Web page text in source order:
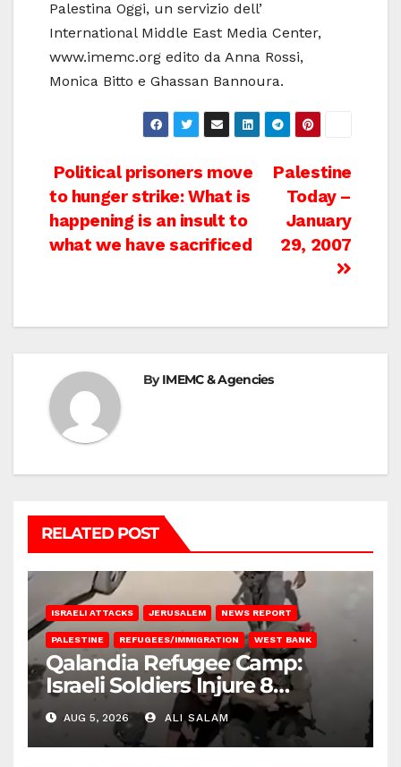
Palestina Oggi, un servizio dell’
International Middle East Media Center,
www.imemc.org edito da Anna Rossi,
Monica Bitto e Ghassan Bannoura.
Post
navigation
Palestine
Today –
January
29, 2007
Political prisoners move
to hunger strike: What is
happening is an insult to
what we have sacrificed
ByIMEMC & Agencies
RELATED POST
ISRAELI ATTACKS JERUSALEM NEWS REPORT
PALESTINE REFUGEES/IMMIGRATION WEST BANK
Qalandia Refugee Camp:
Israeli Soldiers Injure 8
Palestinians, Abduct Others
AUG 5, 2026 ALI SALAM